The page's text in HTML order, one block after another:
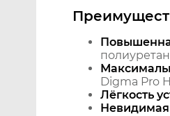
Digma Pro
Лёгкость